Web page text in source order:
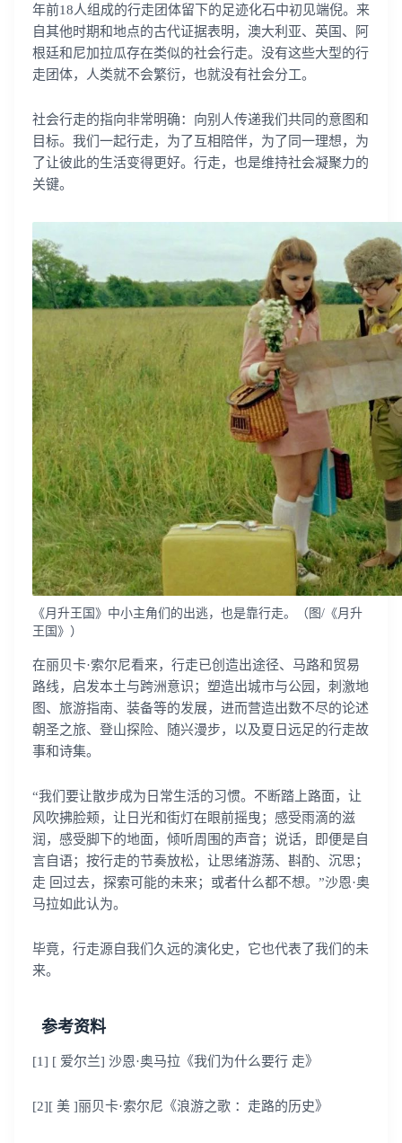
年前18人组成的行走团体留下的足迹化石中初见端倪。来
自其他时期和地点的古代证据表明，澳大利亚、英国、阿
根廷和尼加拉瓜存在类似的社会行走。没有这些大型的行
走团体，人类就不会繁衍，也就没有社会分工。
社会行走的指向非常明确：向别人传递我们共同的意图和
目标。我们一起行走，为了互相陪伴，为了同一理想，为
了让彼此的生活变得更好。行走，也是维持社会凝聚力的
关键。
《月升王国》中小主角们的出逃，也是靠行走。（图/《月升
王国》）
在丽贝卡·索尔尼看来，行走已创造出途径、马路和贸易
路线，启发本土与跨洲意识；塑造出城市与公园，刺激地
图、旅游指南、装备等的发展，进而营造出数不尽的论述
朝圣之旅、登山探险、随兴漫步，以及夏日远足的行走故
事和诗集。
“我们要让散步成为日常生活的习惯。不断踏上路面，让
风吹拂脸颊，让日光和街灯在眼前摇曳；感受雨滴的滋
润，感受脚下的地面，倾听周围的声音；说话，即便是自
言自语；按行走的节奏放松，让思绪游荡、斟酌、沉思；
走 回过去，探索可能的未来；或者什么都不想。”沙恩·奥
马拉如此认为。
毕竟，行走源自我们久远的演化史，它也代表了我们的未
来。
参考资料
[1] [ 爱尔兰] 沙恩·奥马拉《我们为什么要行 走》
[2][ 美 ]丽贝卡·索尔尼《浪游之歌 ：走路的历史》